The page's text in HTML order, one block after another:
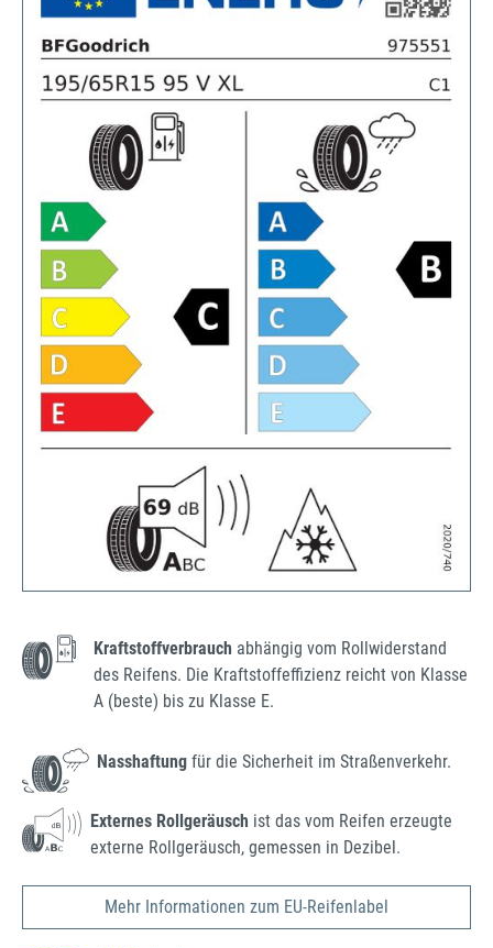
Kraftstoffverbrauch abhängig vom Rollwiderstand
des Reifens. Die Kraftstoffeffizienz reicht von Klasse
A (beste) bis zu Klasse E.
Nasshaftung für die Sicherheit im Straßenverkehr.
Externes Rollgeräusch ist das vom Reifen erzeugte
externe Rollgeräusch, gemessen in Dezibel.
Mehr Informationen zum EU-Reifenlabel